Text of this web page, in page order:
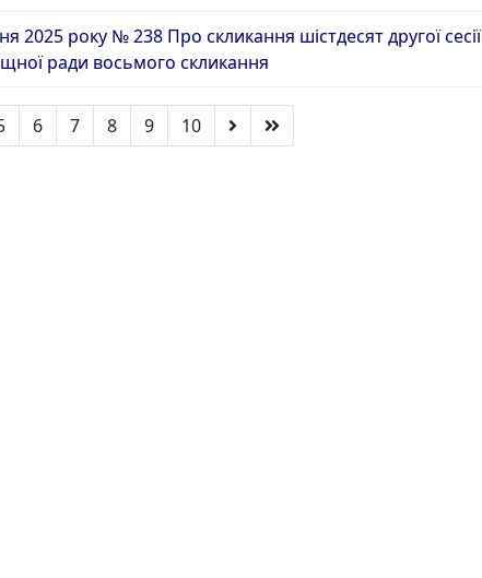
2025 року № 238 Про скликання шістдесят другої сесії
ради восьмого скликання
6 7 8 9 10